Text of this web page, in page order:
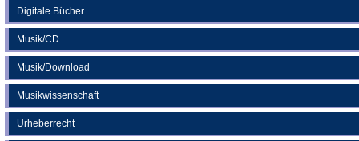
Digitale Bücher
Musik/CD
Musik/Download
Musikwissenschaft
Urheberrecht